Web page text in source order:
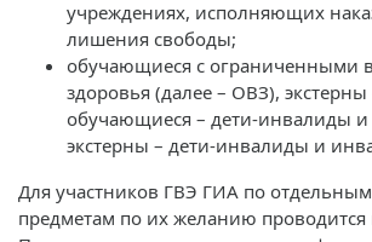
учреждениях, исполняющих
лишения свободы;
обучающиеся с ограниченными
здоровья (далее – ОВЗ),
обучающиеся – дети-инвалиды
экстерны – дети-инвалиды и
Для участников ГВЭ ГИА по
предметам по их желанию